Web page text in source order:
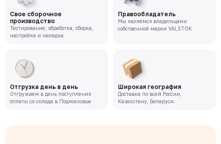
Свое сборочное
производство
Тестирование, обработка, сборка,
настройка и наладка
Правообладатель
Мы являемся владельцами
собственной марки VALSTOK
Отгрузка день в день
Отгружаем в день поступления
оплаты со склада в Подмосковье
Широкая география
Доставка по всей России,
Казахстану, Беларуси.